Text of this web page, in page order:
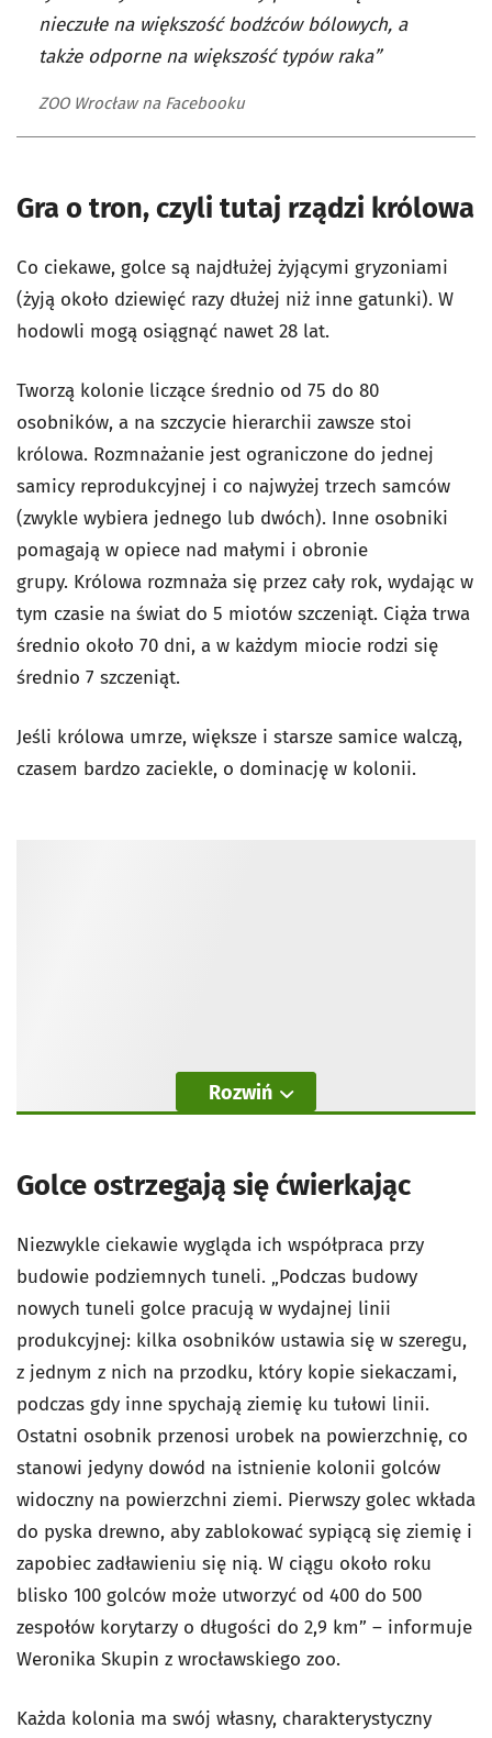
nieczułe na większość bodźców bólowych, a
także odporne na większość typów raka”
ZOO Wrocław na Facebooku
Gra o tron, czyli tutaj rządzi królowa
Co ciekawe, golce są najdłużej żyjącymi gryzoniami
(żyją około dziewięć razy dłużej niż inne gatunki). W
hodowli mogą osiągnąć nawet 28 lat.
Tworzą kolonie liczące średnio od 75 do 80
osobników, a na szczycie hierarchii zawsze stoi
królowa. Rozmnażanie jest ograniczone do jednej
samicy reprodukcyjnej i co najwyżej trzech samców
(zwykle wybiera jednego lub dwóch). Inne osobniki
pomagają w opiece nad małymi i obronie
grupy. Królowa rozmnaża się przez cały rok, wydając w
tym czasie na świat do 5 miotów szczeniąt. Ciąża trwa
średnio około 70 dni, a w każdym miocie rodzi się
średnio 7 szczeniąt.
Jeśli królowa umrze, większe i starsze samice walczą,
czasem bardzo zaciekle, o dominację w kolonii.
Rozwiń
Golce ostrzegają się ćwierkając
Niezwykle ciekawie wygląda ich współpraca przy
budowie podziemnych tuneli. „Podczas budowy
nowych tuneli golce pracują w wydajnej linii
produkcyjnej: kilka osobników ustawia się w szeregu,
z jednym z nich na przodku, który kopie siekaczami,
podczas gdy inne spychają ziemię ku tułowi linii.
Ostatni osobnik przenosi urobek na powierzchnię, co
stanowi jedyny dowód na istnienie kolonii golców
widoczny na powierzchni ziemi. Pierwszy golec wkłada
do pyska drewno, aby zablokować sypiącą się ziemię i
zapobiec zadławieniu się nią. W ciągu około roku
blisko 100 golców może utworzyć od 400 do 500
zespołów korytarzy o długości do 2,9 km” – informuje
Weronika Skupin z wrocławskiego zoo.
Każda kolonia ma swój własny, charakterystyczny